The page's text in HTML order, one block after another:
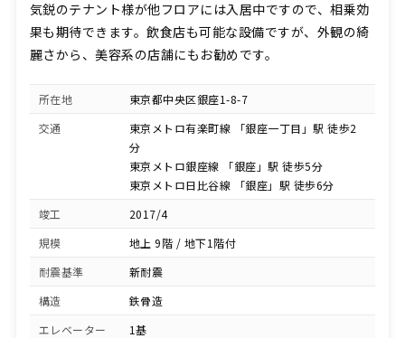
気鋭のテナント様が他フロアには入居中ですので、相乗効
果も期待できます。飲食店も可能な設備ですが、外観の綺
麗さから、美容系の店舗にもお勧めです。
所在地
東京都中央区銀座1-8-7
交通
東京メトロ有楽町線 「銀座一丁目」駅 徒歩2
分
東京メトロ銀座線 「銀座」駅 徒歩5分
東京メトロ日比谷線 「銀座」駅 徒歩6分
竣工
2017/4
規模
地上 9階 / 地下1階付
耐震基準
新耐震
構造
鉄骨造
エレベーター
1基